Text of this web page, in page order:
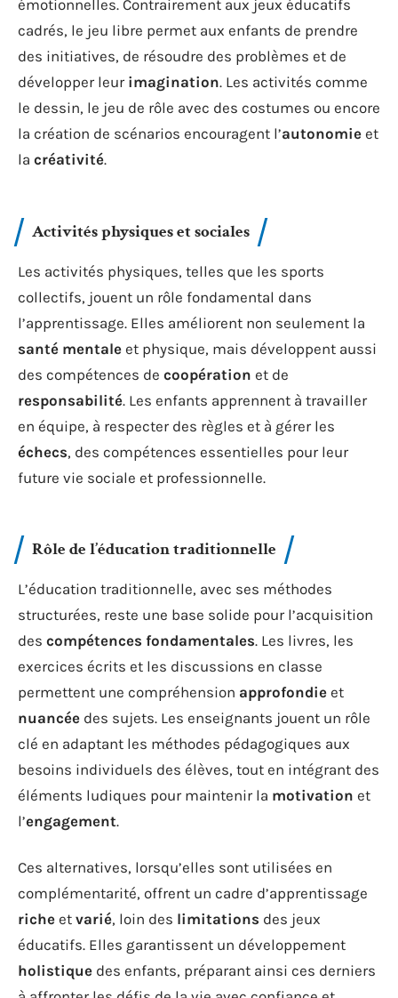
émotionnelles. Contrairement aux jeux éducatifs
cadrés, le jeu libre permet aux enfants de prendre
des initiatives, de résoudre des problèmes et de
développer leur imagination. Les activités comme
le dessin, le jeu de rôle avec des costumes ou encore
la création de scénarios encouragent l’autonomie et
la créativité.
Activités physiques et sociales
Les activités physiques, telles que les sports
collectifs, jouent un rôle fondamental dans
l’apprentissage. Elles améliorent non seulement la
santé mentale et physique, mais développent aussi
des compétences de coopération et de
responsabilité. Les enfants apprennent à travailler
en équipe, à respecter des règles et à gérer les
échecs, des compétences essentielles pour leur
future vie sociale et professionnelle.
Rôle de l’éducation traditionnelle
L’éducation traditionnelle, avec ses méthodes
structurées, reste une base solide pour l’acquisition
des compétences fondamentales. Les livres, les
exercices écrits et les discussions en classe
permettent une compréhension approfondie et
nuancée des sujets. Les enseignants jouent un rôle
clé en adaptant les méthodes pédagogiques aux
besoins individuels des élèves, tout en intégrant des
éléments ludiques pour maintenir la motivation et
l’engagement.
Ces alternatives, lorsqu’elles sont utilisées en
complémentarité, offrent un cadre d’apprentissage
riche et varié, loin des limitations des jeux
éducatifs. Elles garantissent un développement
holistique des enfants, préparant ainsi ces derniers